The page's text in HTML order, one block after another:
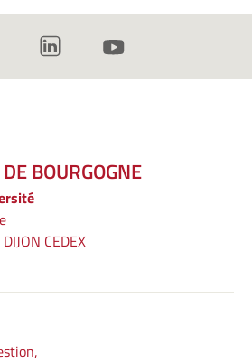
BOURGOGNE
CEDEX